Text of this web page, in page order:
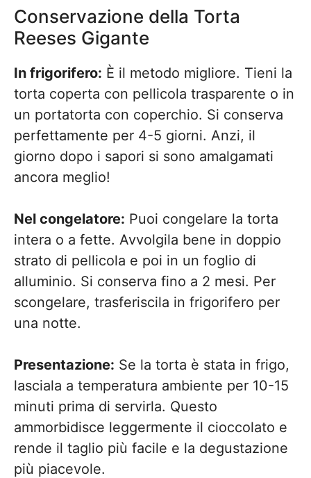
Conservazione della Torta
Reeses Gigante
In frigorifero: È il metodo migliore. Tieni la
torta coperta con pellicola trasparente o in
un portatorta con coperchio. Si conserva
perfettamente per 4-5 giorni. Anzi, il
giorno dopo i sapori si sono amalgamati
ancora meglio!
Nel congelatore: Puoi congelare la torta
intera o a fette. Avvolgila bene in doppio
strato di pellicola e poi in un foglio di
alluminio. Si conserva fino a 2 mesi. Per
scongelare, trasferiscila in frigorifero per
una notte.
Presentazione: Se la torta è stata in frigo,
lasciala a temperatura ambiente per 10-15
minuti prima di servirla. Questo
ammorbidisce leggermente il cioccolato e
rende il taglio più facile e la degustazione
più piacevole.